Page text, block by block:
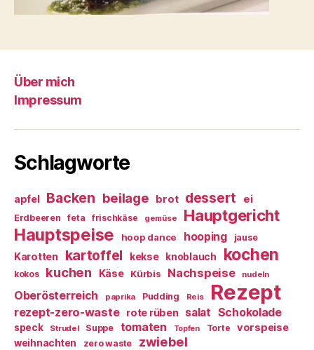
Über mich
Impressum
Schlagworte
apfel Backen beilage brot dessert ei
Erdbeeren feta frischkäse gemüse Hauptgericht
Hauptspeise hoop dance hooping jause
Karotten kartoffel kekse knoblauch kochen
kokos kuchen Käse Kürbis Nachspeise nudeln
Oberösterreich paprika Pudding Reis Rezept
rezept-zero-waste rote rüben salat Schokolade
speck Strudel Suppe tomaten Topfen Torte vorspeise
weihnachten zero waste zwiebel